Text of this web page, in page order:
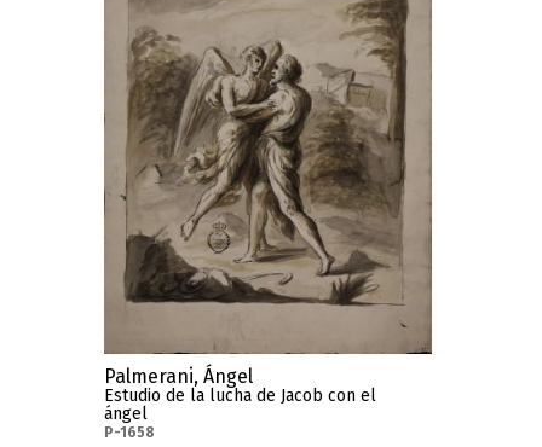
Palmerani, Ángel
Estudio de la lucha de Jacob con el
ángel
P-1658